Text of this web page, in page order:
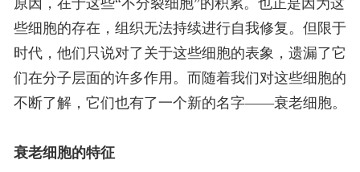
原因，在于这些“不分裂细胞”的积累。也正是因为这
些细胞的存在，组织无法持续进行自我修复。但限于
时代，他们只说对了关于这些细胞的表象，遗漏了它
们在分子层面的许多作用。而随着我们对这些细胞的
不断了解，它们也有了一个新的名字——衰老细胞。
衰老细胞的特征